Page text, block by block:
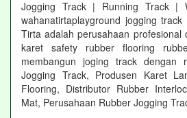
Jogging Track | Running Track |
wahanatirtaplayground jogging
Tirta adalah perusahaan profesional
karet safety rubber flooring
membangun joging track dengan
Jogging Track, Produsen Karet
Flooring, Distributor Rubber
Mat, Perusahaan Rubber Jogging